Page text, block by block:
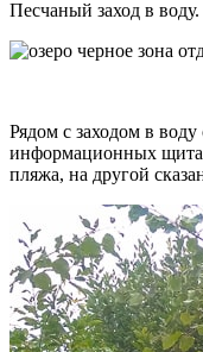
Песчаный заход в воду.
Рядом с заходом в
информационных
пляжа, на другой